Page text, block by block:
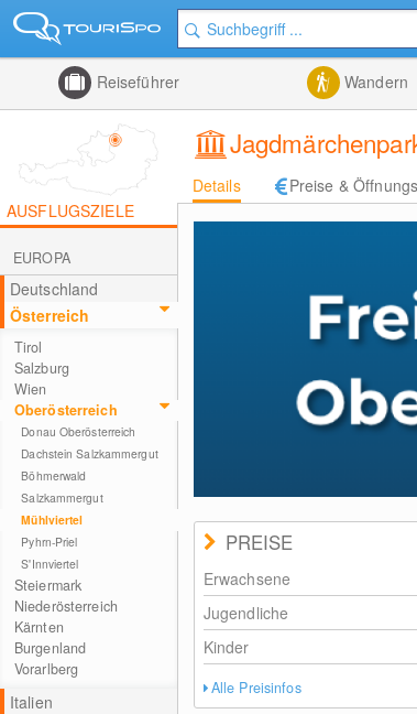
Reiseführer Wandern
Details Preise &
AUSFLUGSZIELE
EUROPA
Deutschland
Österreich
Tirol
Salzburg
Wien
Oberösterreich
Donau Oberösterreich
Dachstein Salzkammergut
Böhmerwald
Salzkammergut
Mühlviertel
Pyhrn-Priel
S'Innviertel
Steiermark
Niederösterreich
Kärnten
Burgenland
Vorarlberg
Italien
PREISE
Erwachsene
Jugendliche
Kinder
Alle Preisinfos